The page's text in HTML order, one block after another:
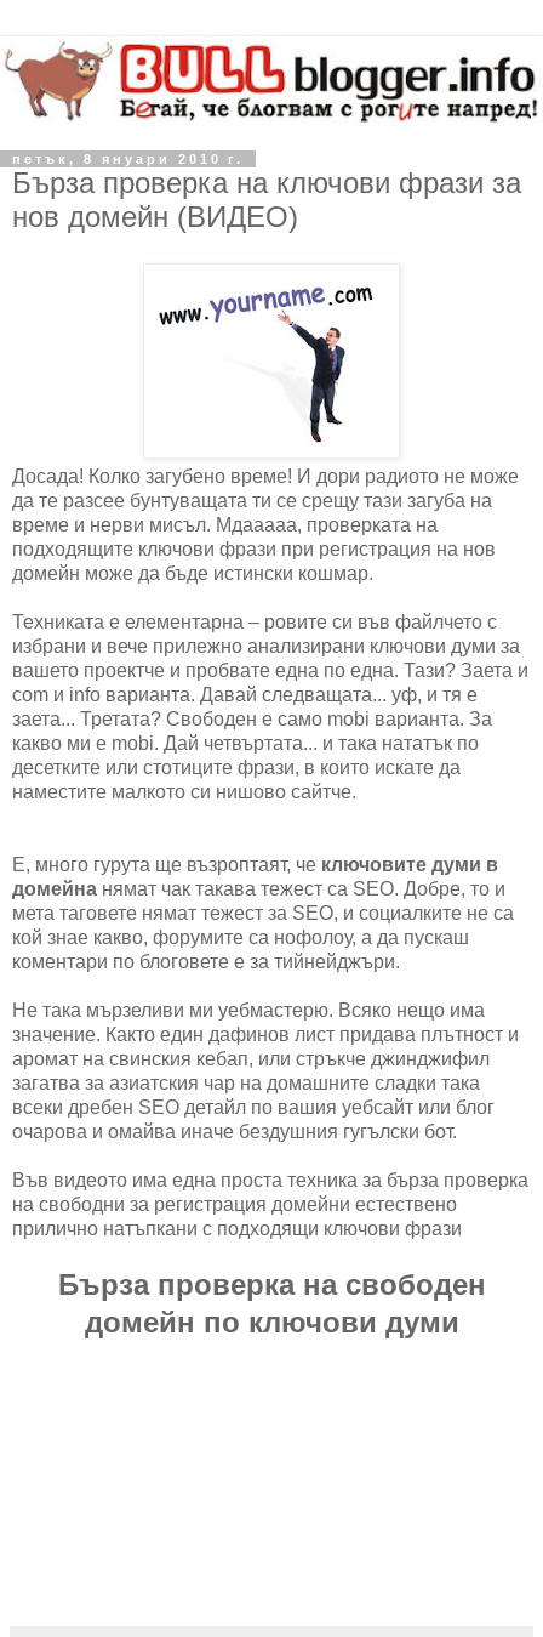
петък, 8 януари 2010 г.
Бърза проверка на ключови фрази за
нов домейн (ВИДЕО)
Досада! Колко загубено време! И дори радиото не може
да те разсее бунтуващата ти се срещу тази загуба на
време и нерви мисъл. Мдааааа, проверката на
подходящите ключови фрази при регистрация на нов
домейн може да бъде истински кошмар.
Техниката е елементарна – ровите си във файлчето с
избрани и вече прилежно анализирани ключови думи за
вашето проектче и пробвате една по една. Тази? Заета и
com и info варианта. Давай следващата... уф, и тя е
заета... Третата? Свободен е само mobi варианта. За
какво ми е mobi. Дай четвъртата... и така нататък по
десетките или стотиците фрази, в които искате да
наместите малкото си нишово сайтче.
Е, много гурута ще възроптаят, че ключовите думи в
домейна нямат чак такава тежест са SEO. Добре, то и
мета таговете нямат тежест за SEO, и социалките не са
кой знае какво, форумите са нофолоу, а да пускаш
коментари по блоговете е за тийнейджъри.
Не така мързеливи ми уебмастерю. Всяко нещо има
значение. Както един дафинов лист придава плътност и
аромат на свинския кебап, или стръкче джинджифил
загатва за азиатския чар на домашните сладки така
всеки дребен SEO детайл по вашия уебсайт или блог
очарова и омайва иначе бездушния гугълски бот.
Във видеото има една проста техника за бърза проверка
на свободни за регистрация домейни естествено
прилично натъпкани с подходящи ключови фрази
Бърза проверка на свободен
домейн по ключови думи